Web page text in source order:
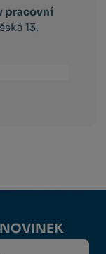
pracovní
13,
NOVINEK